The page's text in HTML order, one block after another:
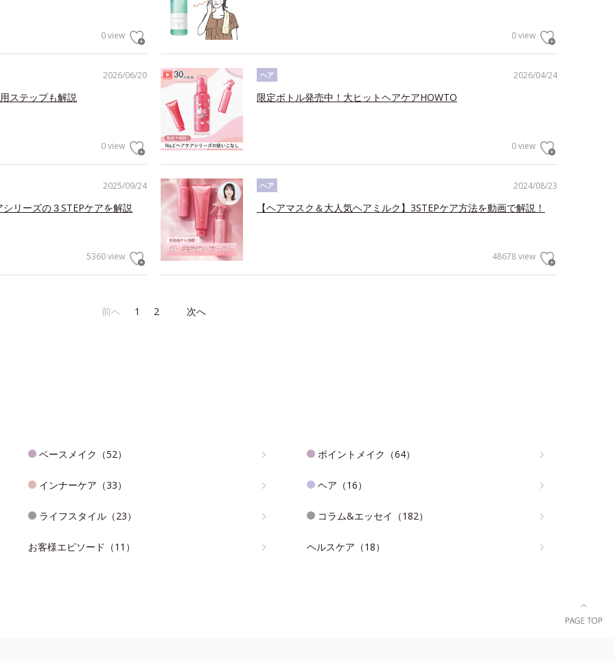
0 view 0 view
2026/06/20
ステップも解説
0 view
2026/04/24
ヘア
限定ボトル発売中！大ヒットヘアケアHOWTO
0 view
2025/09/24
リーズの３STEPケアを解説
5360 view
2024/08/23
ヘア
【ヘアマスク＆大人気ヘアミルク】3STEPケア方法を動画で解説！
48678 view
前へ 1 2 次へ
ベースメイク（52） ポイントメイク（64）
インナーケア（33） ヘア（16）
ライフスタイル（23） コラム&エッセイ（182）
お客様エピソード（11） ヘルスケア（18）